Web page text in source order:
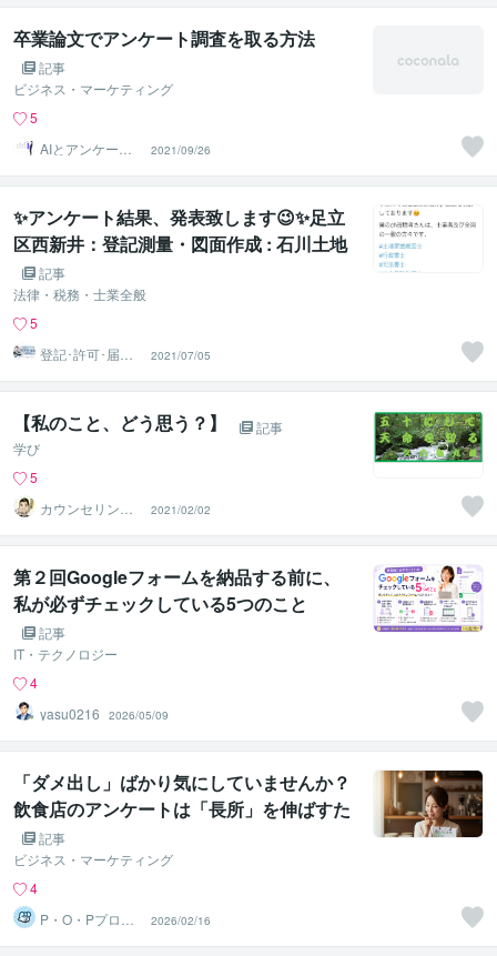
卒業論文でアンケート調査を取る方法
記事
ビジネス・マーケティング
5
AIとアンケート
収集のプロ
2021/09/26
✨アンケート結果、発表致します😉✨足立
区西新井：登記測量・図面作成 : 石川土地
家屋調査士・行政書士・海事代理士事務所
記事
法律・税務・士業全般
5
登記･許可･届
出、各種図面作
成
2021/07/05
【私のこと、どう思う？】
記事
学び
5
カウンセリング
ルーム【弥九蔵
の部屋】
2021/02/02
第２回Googleフォームを納品する前に、
私が必ずチェックしている5つのこと
記事
IT・テクノロジー
4
yasu0216
2026/05/09
「ダメ出し」ばかり気にしていませんか？
飲食店のアンケートは「長所」を伸ばすた
めに使おう！
記事
ビジネス・マーケティング
4
P・O・Pプロダ
クツ（株）東京
デザイン課
2026/02/16